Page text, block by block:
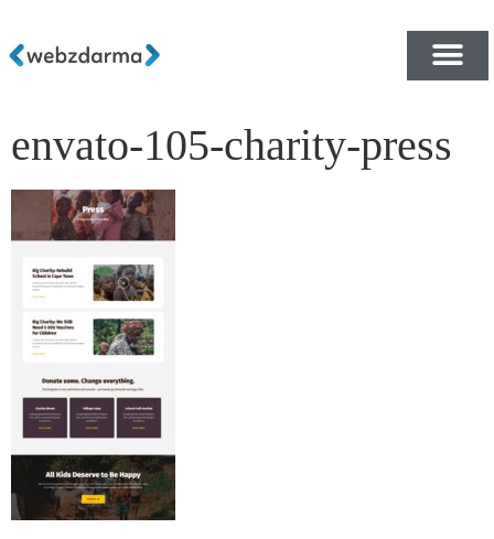
envato-105-charity-press